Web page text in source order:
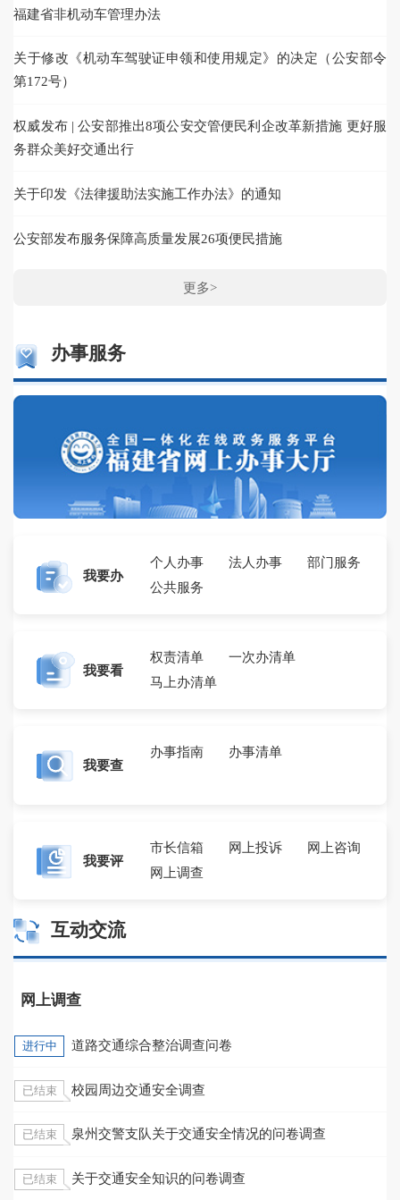
福建省非机动车管理办法
关于修改《机动车驾驶证申领和使用规定》的决定（公安部令
第172号）
权威发布 | 公安部推出8项公安交管便民利企改革新措施 更好服
务群众美好交通出行
关于印发《法律援助法实施工作办法》的通知
公安部发布服务保障高质量发展26项便民措施
更多>
办事服务
我要办
个人办事 法人办事
部门服务
公共服务
我要看
权责清单
一次办清单
马上办清单
我要查
办事指南 办事清单
我要评
市长信箱 网上投诉
网上咨询
网上调查
互动交流
网上调查
进行中 道路交通综合整治调查问卷
已结束 校园周边交通安全调查
已结束 泉州交警支队关于交通安全情况的问卷调查
已结束 关于交通安全知识的问卷调查